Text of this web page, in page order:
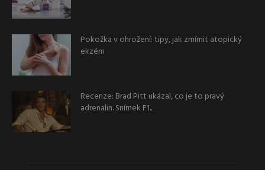
Pokožka v ohrožení: tipy, jak zmírnit atopický
ekzém
Recenze: Brad Pitt ukázal, co je to pravý
adrenalin. Snímek F1...